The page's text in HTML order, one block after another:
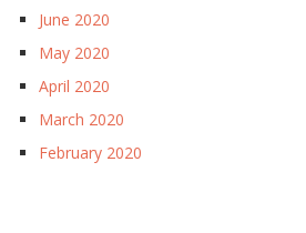
June 2020
May 2020
April 2020
March 2020
February 2020